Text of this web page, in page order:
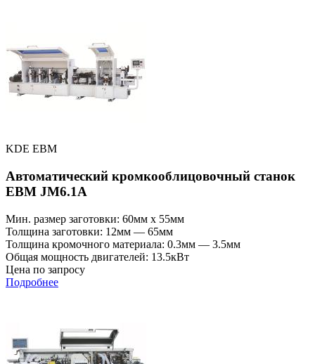
KDE EBM
Автоматический кромкооблицовочный станок
EBM JM6.1А
Мин. размер заготовки: 60мм x 55мм
Толщина заготовки: 12мм — 65мм
Толщина кромочного материала: 0.3мм — 3.5мм
Общая мощность двигателей: 13.5кВт
Цена по запросу
Подробнее